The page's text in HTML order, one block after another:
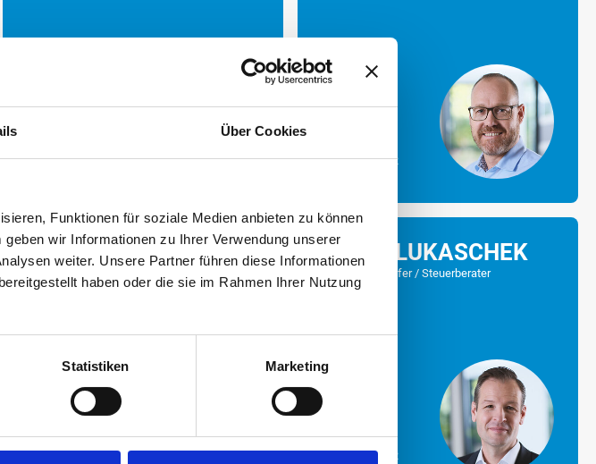
Über Cookies
Funktionen für soziale Medien anbieten zu können
wir Informationen zu Ihrer Verwendung unserer
weiter. Unsere Partner führen diese Informationen
haben oder die sie im Rahmen Ihrer Nutzung
Statistiken Marketing
MEHR MEHR
ULRICH LANGE HEIKO LUKASCHEK
Wirtschaftsprüfer / Steuerberater
MEHR
KOPIEREN